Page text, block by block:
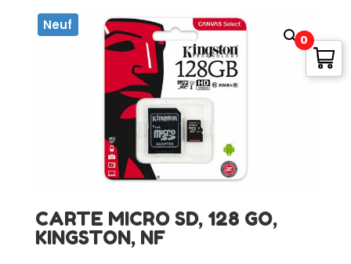
Neuf
CARTE MICRO SD, 128 GO,
KINGSTON, NF
0